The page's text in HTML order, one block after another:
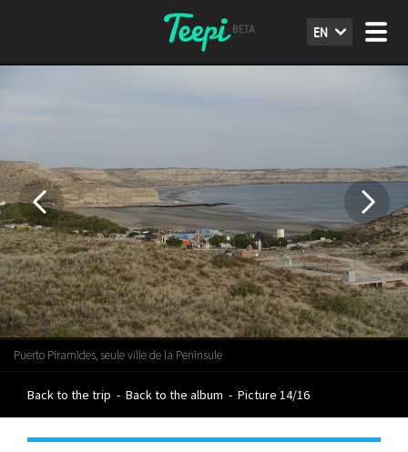
EN
Puerto Piramides, seule ville de la Peninsule
Back to the trip - Back to the album - Picture 14/16